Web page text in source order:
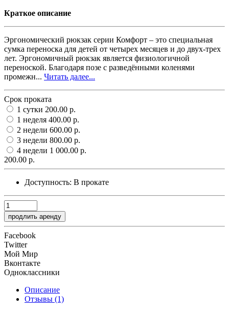
Краткое описание
Эргономический рюкзак серии Комфорт – это специальная
сумка переноска для детей от четырех месяцев и до двух-трех
лет. Эргономичный рюкзак является физиологичной
переноской. Благодаря позе с разведёнными коленями
промежн... Читать далее...
Срок проката
1 сутки 200.00 р.
1 неделя 400.00 р.
2 недели 600.00 р.
3 недели 800.00 р.
4 недели 1 000.00 р.
200.00 р.
Доступность: В прокате
продлить аренду
Facebook
Twitter
Мой Мир
Вконтакте
Одноклассники
Описание
Отзывы (1)